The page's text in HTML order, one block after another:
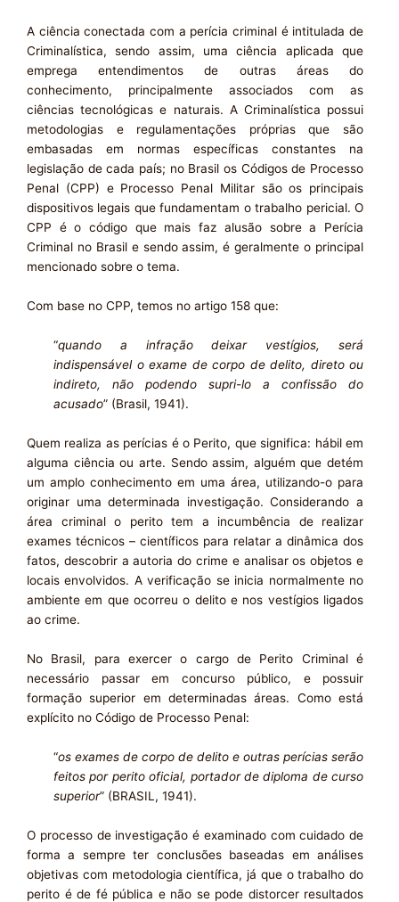
A ciência conectada com a perícia criminal é intitulada de
Criminalística, sendo assim, uma ciência aplicada que
emprega entendimentos de outras áreas do
conhecimento, principalmente associados com as
ciências tecnológicas e naturais. A Criminalística possui
metodologias e regulamentações próprias que são
embasadas em normas específicas constantes na
legislação de cada país; no Brasil os Códigos de Processo
Penal (CPP) e Processo Penal Militar são os principais
dispositivos legais que fundamentam o trabalho pericial. O
CPP é o código que mais faz alusão sobre a Perícia
Criminal no Brasil e sendo assim, é geralmente o principal
mencionado sobre o tema.
Com base no CPP, temos no artigo 158 que:
“quando a infração deixar vestígios, será
indispensável o exame de corpo de delito, direto ou
indireto, não podendo supri-lo a confissão do
acusado” (Brasil, 1941).
Quem realiza as perícias é o Perito, que significa: hábil em
alguma ciência ou arte. Sendo assim, alguém que detém
um amplo conhecimento em uma área, utilizando-o para
originar uma determinada investigação. Considerando a
área criminal o perito tem a incumbência de realizar
exames técnicos – científicos para relatar a dinâmica dos
fatos, descobrir a autoria do crime e analisar os objetos e
locais envolvidos. A verificação se inicia normalmente no
ambiente em que ocorreu o delito e nos vestígios ligados
ao crime.
No Brasil, para exercer o cargo de Perito Criminal é
necessário passar em concurso público, e possuir
formação superior em determinadas áreas. Como está
explícito no Código de Processo Penal:
“os exames de corpo de delito e outras perícias serão
feitos por perito oficial, portador de diploma de curso
superior” (BRASIL, 1941).
O processo de investigação é examinado com cuidado de
forma a sempre ter conclusões baseadas em análises
objetivas com metodologia científica, já que o trabalho do
perito é de fé pública e não se pode distorcer resultados